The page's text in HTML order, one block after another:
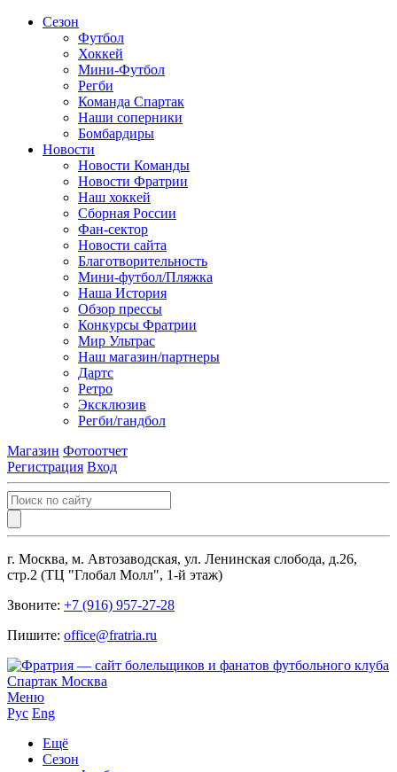
Сезон
Футбол
Хоккей
Мини-Футбол
Регби
Команда Спартак
Наши соперники
Бомбардиры
Новости
Новости Команды
Новости Фратрии
Наш хоккей
Сборная России
Фан-cектор
Новости сайта
Благотворительность
Мини-футбол/Пляжка
Наша История
Обзор прессы
Конкурсы Фратрии
Мир Ультрас
Наш магазин/партнеры
Дартс
Ретро
Эксклюзив
Регби/гандбол
Магазин Фотоотчет
Регистрация Вход
г. Москва, м. Автозаводская, ул. Ленинская слобода, д.26,
стр.2 (ТЦ "Глобал Молл", 1-й этаж)
Звоните: +7 (916) 957-27-28
Пишите: office@fratria.ru
Меню
Рус Eng
Ещё
Сезон